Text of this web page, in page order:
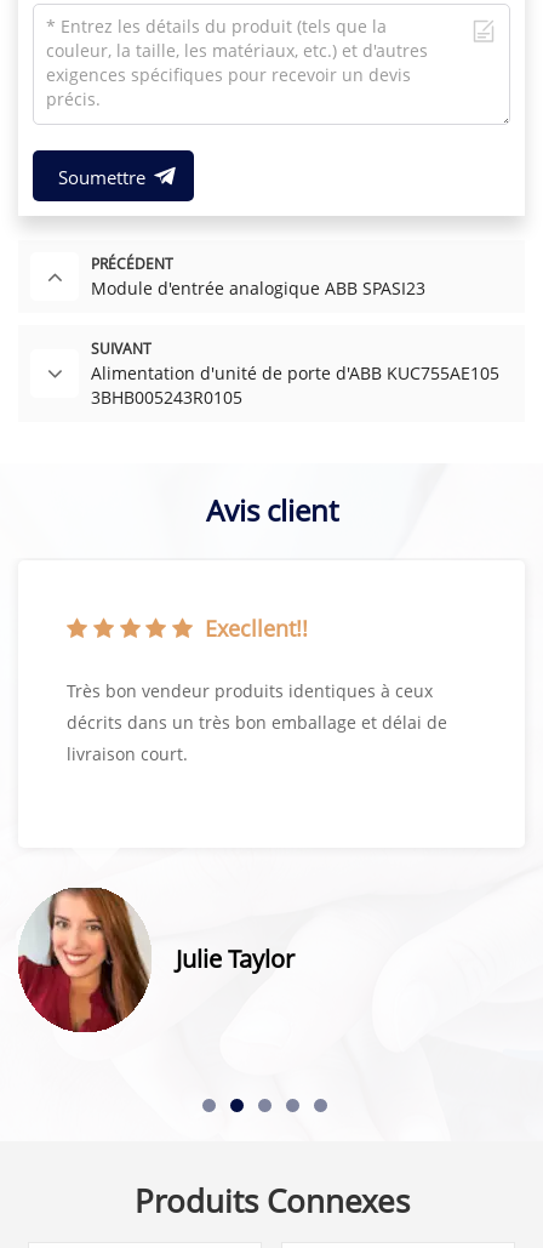
Soumettre
PRÉCÉDENT
Module d'entrée analogique ABB SPASI23
SUIVANT
Alimentation d'unité de porte d'ABB KUC755AE105
3BHB005243R0105
Avis client
Execllent!!
Très bon vendeur produits identiques à ceux
décrits dans un très bon emballage et délai de
livraison court.
Julie Taylor
Produits Connexes